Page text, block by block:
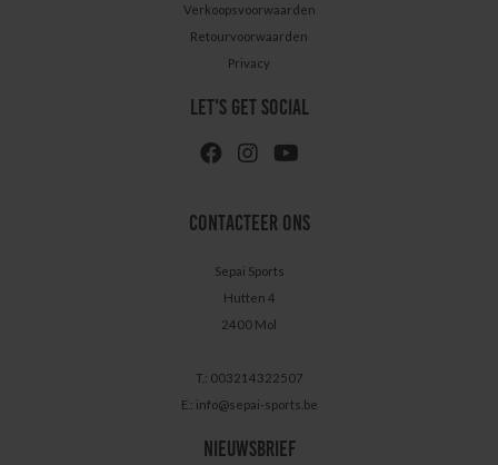
Verkoopsvoorwaarden
Retourvoorwaarden
Privacy
LET'S GET SOCIAL
CONTACTEER ONS
Sepai Sports
Hutten 4
2400 Mol
T.: 003214322507
E.: info@sepai-sports.be
NIEUWSBRIEF